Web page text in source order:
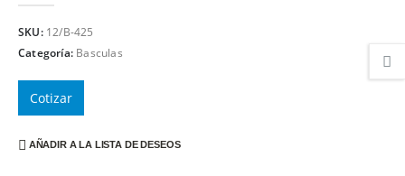
SKU: 12/B-425
Categoría: Basculas
Cotizar
AÑADIR A LA LISTA DE DESEOS